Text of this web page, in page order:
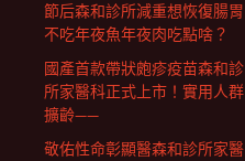
節后森和診所減重想恢復腸胃
不吃年夜魚年夜肉吃點啥？
國產首款帶狀皰疹疫苗森和診
所家醫科正式上市！實用人群
擴齡——
敬佑性命彰顯醫森和診所家醫